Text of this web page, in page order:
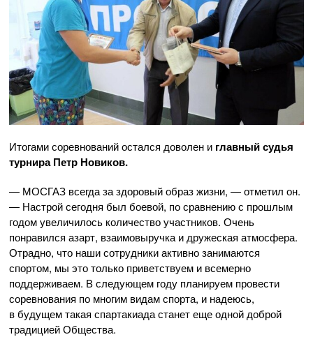
Итогами соревнований остался доволен и главный судья
турнира Петр Новиков.
— МОСГАЗ всегда за здоровый образ жизни, — отметил он.
— Настрой сегодня был боевой, по сравнению с прошлым
годом увеличилось количество участников. Очень
понравился азарт, взаимовыручка и дружеская атмосфера.
Отрадно, что наши сотрудники активно занимаются
спортом, мы это только приветствуем и всемерно
поддерживаем. В следующем году планируем провести
соревнования по многим видам спорта, и надеюсь,
в будущем такая спартакиада станет еще одной доброй
традицией Общества.